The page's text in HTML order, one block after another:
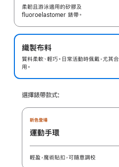
柔韌且游泳適用的矽膠及
fluoroelastomer 錶帶。
織製布料
質料柔軟、輕巧。日常活動時佩戴，尤其合
用。
選擇錶帶款式:
新色登場
運動手環
輕盈，魔術貼扣，可隨意調校